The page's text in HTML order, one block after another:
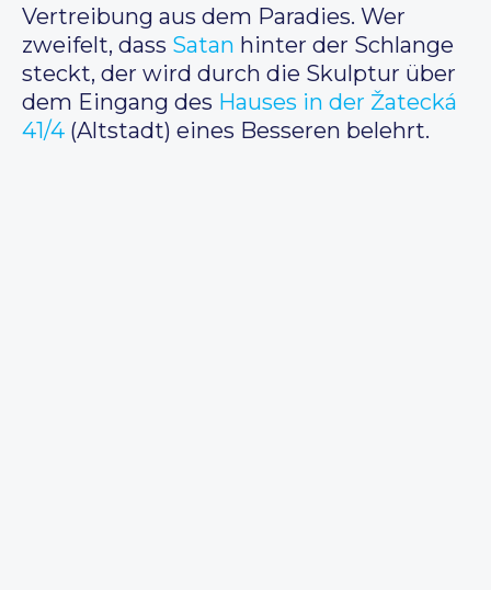
Vertreibung aus dem Paradies. Wer
zweifelt, dass Satan hinter der Schlange
steckt, der wird durch die Skulptur über
dem Eingang des Hauses in der Žatecká
41/4 (Altstadt) eines Besseren belehrt.